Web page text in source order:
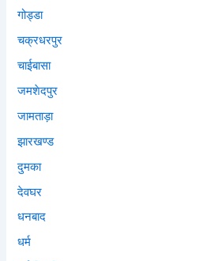
गोड्डा
चक्रधरपुर
चाईबासा
जमशेदपुर
जामताड़ा
झारखण्ड
दुमका
देवघर
धनबाद
धर्म